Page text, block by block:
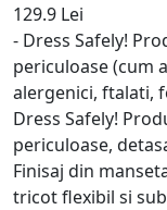
129.9 Lei
- Dress Safely!
periculoase (cum
alergenici, ftalati,
Dress Safely!
periculoase,
Finisaj din
tricot flexibil si